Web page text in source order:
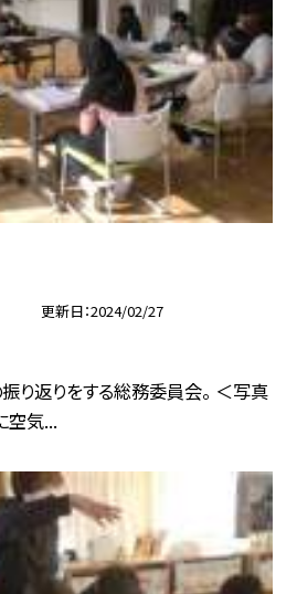
更新日 2024/02/27
り返りをする総務委員会。 ＜写真
空気...